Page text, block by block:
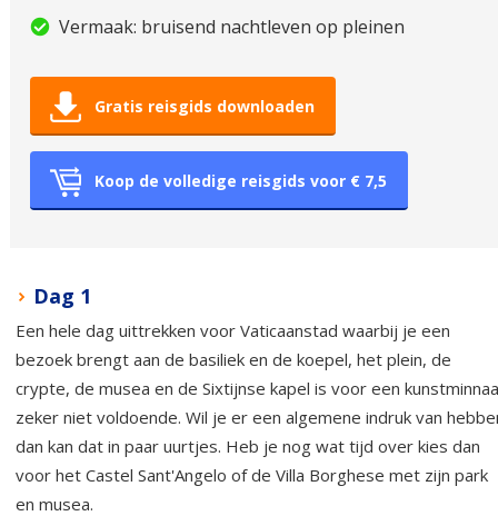
Vermaak: bruisend nachtleven op pleinen
Gratis reisgids downloaden
Koop de volledige reisgids voor € 7,5
Dag 1
Een hele dag uittrekken voor Vaticaanstad waarbij je een
bezoek brengt aan de basiliek en de koepel, het plein, de
crypte, de musea en de Sixtijnse kapel is voor een
zeker niet voldoende. Wil je er een algemene indruk van
dan kan dat in paar uurtjes. Heb je nog wat tijd over kies dan
voor het Castel Sant'Angelo of de Villa Borghese met zijn park
en musea.